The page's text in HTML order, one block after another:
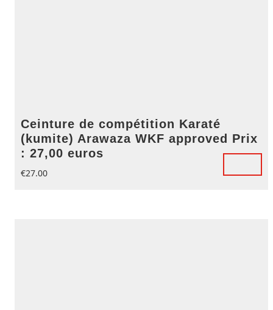
Ceinture de compétition Karaté
(kumite) Arawaza WKF approved Prix
: 27,00 euros
€27.00